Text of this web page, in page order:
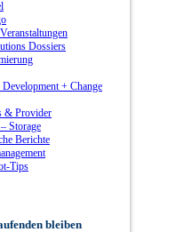
Dossiers
+ Change
& Provider
Storage
Berichte
Tips
bleiben